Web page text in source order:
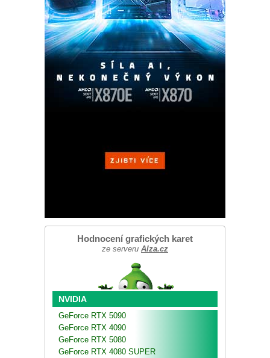
Hodnocení grafických karet
ze serveru Alza.cz
NVIDIA
GeForce RTX 5090
GeForce RTX 4090
GeForce RTX 5080
GeForce RTX 4080 SUPER